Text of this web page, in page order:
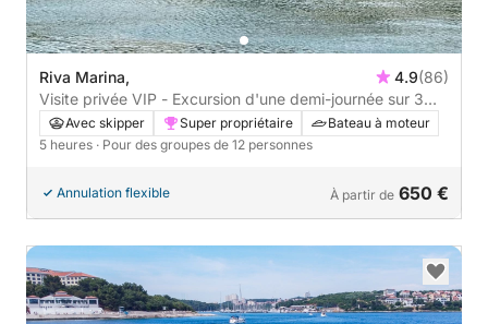
Riva Marina, 4.9(86)
Visite privée VIP - Excursion d'une demi-journée sur 3
îles : lagons bleus, épave et Trogir ou Maslinica
Avec skipper Super propriétaire
Bateau à moteur
5 heures · Pour des groupes de 12 personnes
Annulation flexible À partir de 650 €